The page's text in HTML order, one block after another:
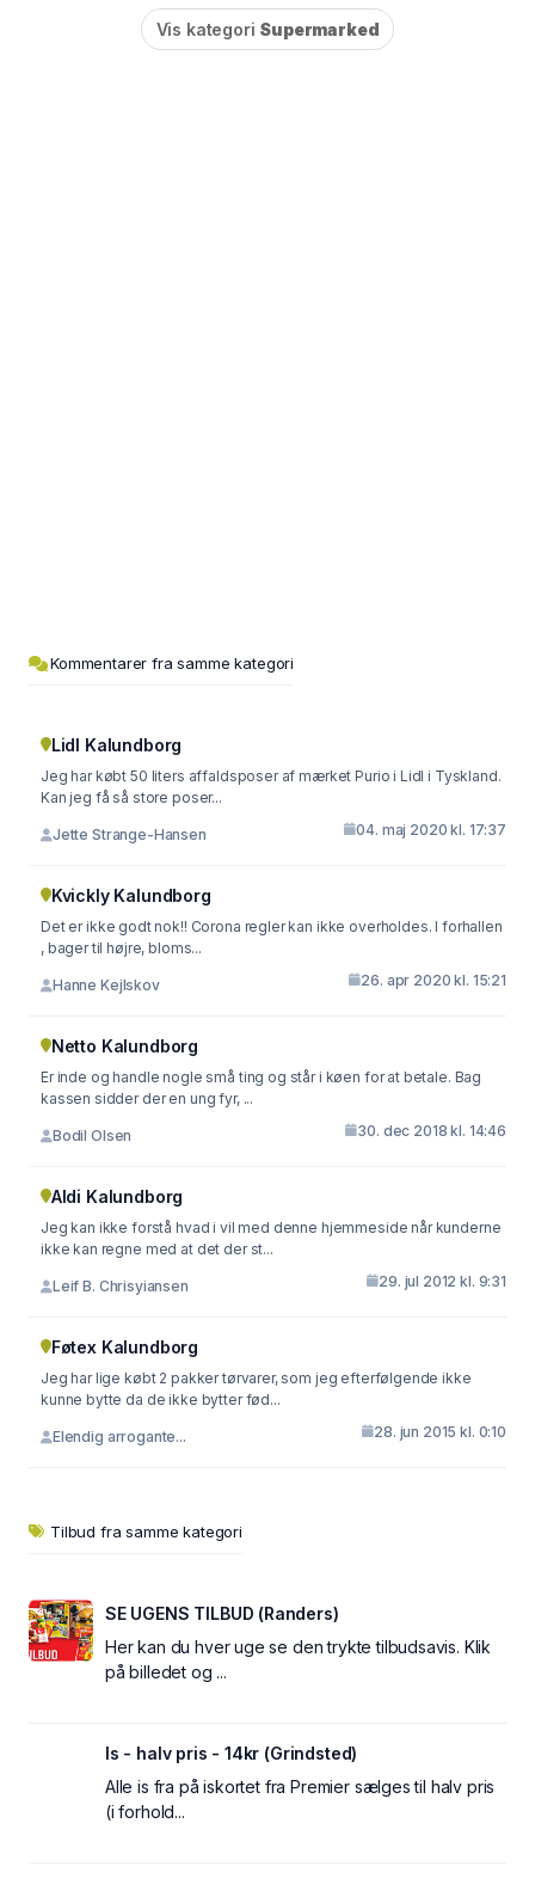
Vis kategori Supermarked
Kommentarer fra samme kategori
Lidl Kalundborg
Jeg har købt 50 liters affaldsposer af mærket Purio i Lidl i Tyskland.
Kan jeg få så store poser...
Jette Strange-Hansen 04. maj 2020 kl. 17:37
Kvickly Kalundborg
Det er ikke godt nok!! Corona regler kan ikke overholdes. I forhallen
, bager til højre, bloms...
Hanne Kejlskov 26. apr 2020 kl. 15:21
Netto Kalundborg
Er inde og handle nogle små ting og står i køen for at betale. Bag
kassen sidder der en ung fyr, ...
Bodil Olsen 30. dec 2018 kl. 14:46
Aldi Kalundborg
Jeg kan ikke forstå hvad i vil med denne hjemmeside når kunderne
ikke kan regne med at det der st...
Leif B. Chrisyiansen 29. jul 2012 kl. 9:31
Føtex Kalundborg
Jeg har lige købt 2 pakker tørvarer, som jeg efterfølgende ikke
kunne bytte da de ikke bytter fød...
Elendig arrogante... 28. jun 2015 kl. 0:10
Tilbud fra samme kategori
SE UGENS TILBUD (Randers)
Her kan du hver uge se den trykte tilbudsavis. Klik
på billedet og ...
Is - halv pris - 14kr (Grindsted)
Alle is fra på iskortet fra Premier sælges til halv pris
(i forhold...